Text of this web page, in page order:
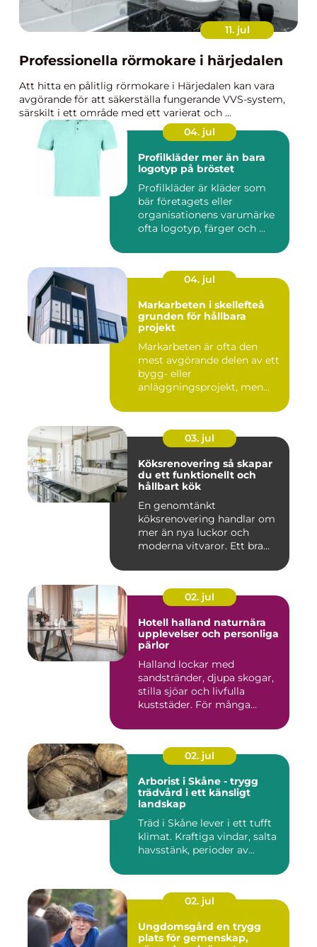
11. jul
Professionella rörmokare i härjedalen
Att hitta en pålitlig rörmokare i Härjedalen kan vara
avgörande för att säkerställa fungerande VVS-system,
särskilt i ett område med ett varierat och ...
04. jul
Profilkläder mer än bara
logotyp på bröstet
Profilkläder är kläder som
bär företagets eller
organisationens varumärke
ofta logotyp, färger och ...
04. jul
Markarbeten i skellefteå
grunden för hållbara
projekt
Markarbeten är ofta den
mest avgörande delen av ett
bygg- eller
anläggningsprojekt, men
03. jul
Köksrenovering så skapar
du ett funktionellt och
hållbart kök
En genomtänkt
köksrenovering handlar om
mer än nya luckor och
moderna vitvaror. Ett bra
02. jul
Hotell halland naturnära
upplevelser och personliga
pärlor
Halland lockar med
sandstränder, djupa skogar,
stilla sjöar och livfulla
kuststäder. För många
02. jul
Arborist i Skåne - trygg
trädvård i ett känsligt
landskap
Träd i Skåne lever i ett tufft
klimat. Kraftiga vindar, salta
havsstänk, perioder av...
02. jul
Ungdomsgård en trygg
plats för gemenskap,